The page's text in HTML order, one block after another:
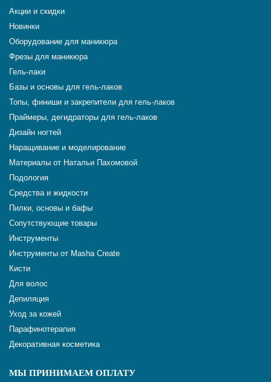
Акции и скидки
Новинки
Оборудование для маникюра
Фрезы для маникюра
Гель-лаки
Базы и основы для гель-лаков
Топы, финиши и закрепители для гель-лаков
Праймеры, дегидраторы для гель-лаков
Дизайн ногтей
Наращивание и моделирование
Материалы от Натальи Пахомовой
Подология
Средства и жидкости
Пилки, основы и бафы
Сопутствующие товары
Инструменты
Инструменты от Masha Create
Кисти
Для волос
Депиляция
Уход за кожей
Парафинотерапия
Декоративная косметика
МЫ ПРИНИМАЕМ ОПЛАТУ